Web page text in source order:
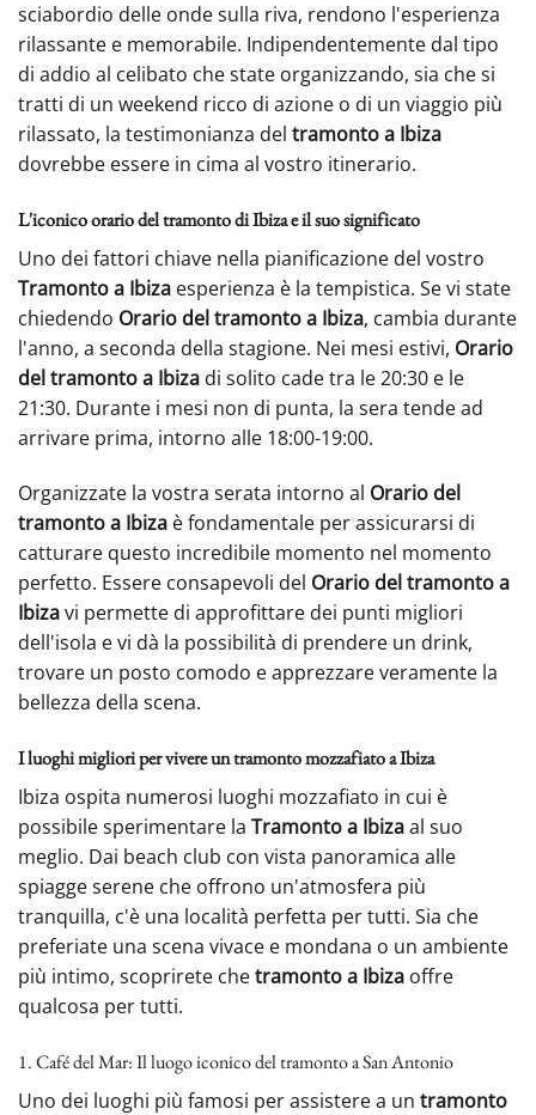
sciabordio delle onde sulla riva, rendono l'esperienza
rilassante e memorabile. Indipendentemente dal tipo
di addio al celibato che state organizzando, sia che si
tratti di un weekend ricco di azione o di un viaggio più
rilassato, la testimonianza del tramonto a Ibiza
dovrebbe essere in cima al vostro itinerario.
L'iconico orario del tramonto di Ibiza e il suo significato
Uno dei fattori chiave nella pianificazione del vostro
Tramonto a Ibiza esperienza è la tempistica. Se vi state
chiedendo Orario del tramonto a Ibiza, cambia durante
l'anno, a seconda della stagione. Nei mesi estivi, Orario
del tramonto a Ibiza di solito cade tra le 20:30 e le
21:30. Durante i mesi non di punta, la sera tende ad
arrivare prima, intorno alle 18:00-19:00.
Organizzate la vostra serata intorno al Orario del
tramonto a Ibiza è fondamentale per assicurarsi di
catturare questo incredibile momento nel momento
perfetto. Essere consapevoli del Orario del tramonto a
Ibizavi permette di approfittare dei punti migliori
dell'isola e vi dà la possibilità di prendere un drink,
trovare un posto comodo e apprezzare veramente la
bellezza della scena.
I luoghi migliori per vivere un tramonto mozzafiato a Ibiza
Ibiza ospita numerosi luoghi mozzafiato in cui è
possibile sperimentare la Tramonto a Ibizaal suo
meglio. Dai beach club con vista panoramica alle
spiagge serene che offrono un'atmosfera più
tranquilla, c'è una località perfetta per tutti. Sia che
preferiate una scena vivace e mondana o un ambiente
più intimo, scoprirete chetramonto a Ibiza offre
qualcosa per tutti.
1. Café del Mar: Il luogo iconico del tramonto a San Antonio
Uno dei luoghi più famosi per assistere a un tramonto